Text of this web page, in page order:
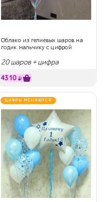
Облако из гелиевых шаров на
годик мальчику с цифрой
20 шаров + цифра
4310 ₽
ЦИФРЫ МЕНЯЮТСЯ